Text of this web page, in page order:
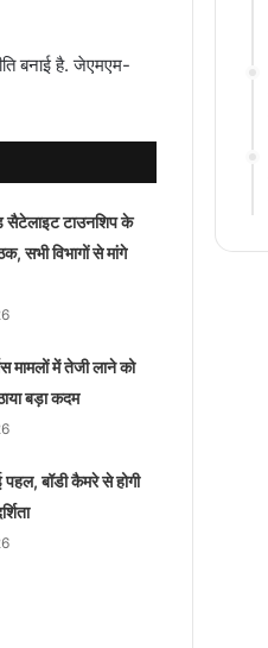
बनाई है. जेएमएम-
सैटेलाइट टाउनशिप के
सभी विभागों से मांगे
मामलों में तेजी लाने को
बड़ा कदम
बॉडी कैमरे से होगी